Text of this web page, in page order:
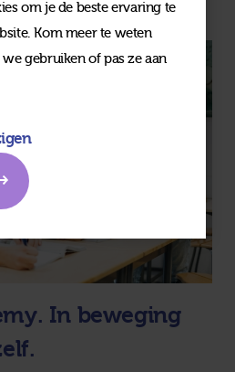
In beweging
om je de beste ervaring te
Kom meer te weten
gebruiken of pas ze aan